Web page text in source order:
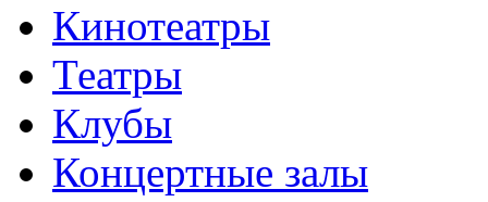
Кинотеатры
Театры
Клубы
Концертные залы